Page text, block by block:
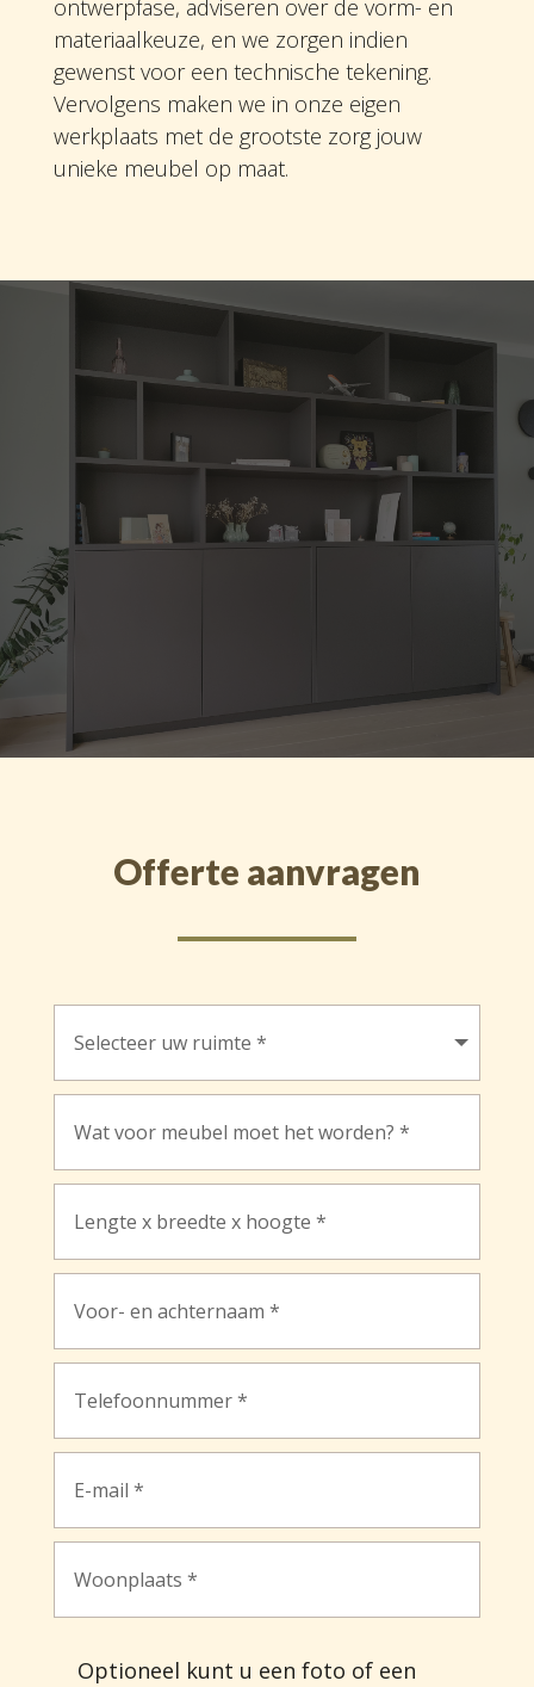
ontwerpfase, adviseren over de vorm- en
materiaalkeuze, en we zorgen indien
gewenst voor een technische tekening.
Vervolgens maken we in onze eigen
werkplaats met de grootste zorg jouw
unieke meubel op maat.
Offerte aanvragen
Optioneel kunt u een foto of een